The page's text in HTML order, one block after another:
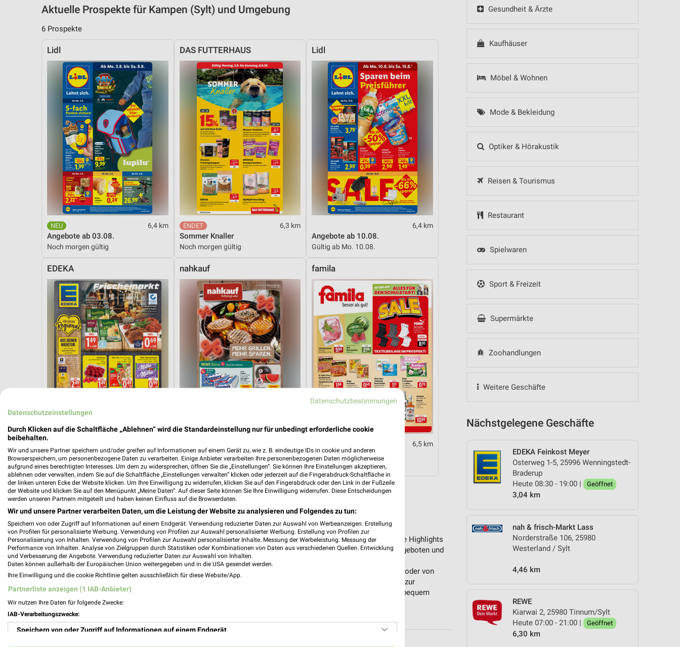
Gesundheit & Ärzte
Kaufhäuser
Möbel & Wohnen
Mode & Bekleidung
Optiker & Hörakustik
Reisen & Tourismus
Restaurant
Spielwaren
Sport & Freizeit
Supermärkte
Zoohandlungen
Weitere Geschäfte
Nächstgelegene Geschäfte
EDEKA Feinkost Meyer
Osterweg 1-5, 25996 Wenningstedt-
Braderup
Heute 08:30 - 19:00 |
Geöffnet
3,04 km
nah & frisch-Markt Lass
Norderstraße 106, 25980
Westerland / Sylt
4,46 km
REWE
Kiarwai 2, 25980 Tinnum/Sylt
Heute 07:00 - 21:00 |
Geöffnet
6,30 km
Aktuelle Prospekte für Kampen (Sylt) und Umgebung
6 Prospekte
Lidl
6,4 km
Angebote ab 03.08.
Noch morgen gültig
DAS FUTTERHAUS
6,3 km
Sommer Knaller
Noch morgen gültig
Lidl
6,4 km
Angebote ab 10.08.
Gültig ab Mo. 10.08.
EDEKA
Angebote ab 03.08.
Noch morgen gültig
nahkauf
Angebote ab 03.08.
Noch morgen gültig
famila
6,5 km
Angebote ab 03.08.
Noch morgen gültig
ALLE PROSPEKTE
Unsere Highlights für Kampen (Sylt)
Hier findest Du alle aktuellen Angebote und Prospekte in der Umgebung von Kampen (Sylt). Entdecke Unsere Highlights
Deiner Lieblings-Geschäfte in Kampen (Sylt). Stöbere durch die aktuellen Online-Prospekte mit aktuellen Angeboten und
entdecke tolle Schnäppchen in Deiner Umgebung.
Mit weekli kannst Du Dich über die aktuellen Angebote für Kampen (Sylt) informieren, egal ob von zu Hause oder von
unterwegs. weekli möchte Dir Deinen Einkauf erleichtern. weekli stellt Dir aktuelle Prospekte und Angebote zur
Verfügung, damit Du in Kampen (Sylt) immer über aktuelle Schnäppchen informiert bist und Deinen Einkauf bequem
planen kannst.
Viel Spaß beim Online stöbern und Schnäppchen finden.
Datenschutzbestimmungen
Datenschutzeinstellungen
Durch Klicken auf die Schaltfläche „Ablehnen“ wird die Standardeinstellung nur für unbedingt erforderliche cookie
beibehalten.
Wir und unsere Partner speichern und/oder greifen auf Informationen auf einem Gerät zu, wie z. B. eindeutige IDs in cookie und anderen
Browserspeichern, um personenbezogene Daten zu verarbeiten. Einige Anbieter verarbeiten Ihre personenbezogenen Daten möglicherweise
aufgrund eines berechtigten Interesses. Um dem zu widersprechen, öffnen Sie die „Einstellungen“. Sie können Ihre Einstellungen akzeptieren,
ablehnen oder verwalten, indem Sie auf die Schaltfläche „Einstellungen verwalten“ klicken oder jederzeit auf die Fingerabdruck-Schaltfläche in
der linken unteren Ecke der Website klicken. Um Ihre Einwilligung zu widerrufen, klicken Sie auf den Fingerabdruck oder den Link in der Fußzeile
der Website und klicken Sie auf den Menüpunkt „Meine Daten“. Auf dieser Seite können Sie Ihre Einwilligung widerrufen. Diese Entscheidungen
werden unseren Partnern mitgeteilt und haben keinen Einfluss auf die Browserdaten.
Wir und unsere Partner verarbeiten Daten, um die Leistung der Website zu analysieren und Folgendes zu tun:
Speichern von oder Zugriff auf Informationen auf einem Endgerät. Verwendung reduzierter Daten zur Auswahl von Werbeanzeigen. Erstellung
von Profilen für personalisierte Werbung. Verwendung von Profilen zur Auswahl personalisierter Werbung. Erstellung von Profilen zur
Personalisierung von Inhalten. Verwendung von Profilen zur Auswahl personalisierter Inhalte. Messung der Werbeleistung. Messung der
Performance von Inhalten. Analyse von Zielgruppen durch Statistiken oder Kombinationen von Daten aus verschiedenen Quellen. Entwicklung
und Verbesserung der Angebote. Verwendung reduzierter Daten zur Auswahl von Inhalten.
Daten können außerhalb der Europäischen Union weitergegeben und in die USA gesendet werden.
Ihre Einwilligung und die cookie Richtlinie gelten ausschließlich für diese Website/App.
Partnerliste anzeigen (1 IAB-Anbieter)
Wir nutzen Ihre Daten für folgende Zwecke:
IAB-Verarbeitungszwecke:
Speichern von oder Zugriff auf Informationen auf einem Endgerät